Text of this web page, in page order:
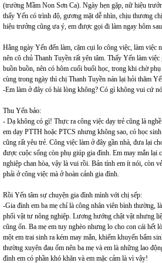
(trường Mầm Non Sơn Ca). Ngày hẹn gặp, nữ hiệu
thấy Yến có trình độ, gương mặt dễ nhìn, chịu thương
hiệu trưởng cũng ưa ý, em được gọi đi làm ngay hôm
Hằng ngày Yến đến làm, cặm cụi lo công việc, làm việc
nên cô chủ Thanh Tuyền rất yên tâm. Thấy Yến làm
buồn buồn, nên có hôm cuối buổi học, trong khi chờ
cùng trong ngày thì chị Thanh Tuyền nán lại hỏi thăm
-Em làm ở đây có hài lòng không? Có gì không vui cứ
Thu Yến bảo:
- Dạ không có gì! Thực ra công việc dạy trẻ cũng là
em dạy PTTH hoặc PTCS nhưng không sao, có học
cũng rất yêu trẻ. Công việc làm ở đây gần nhà, đưa lại
được cuộc sống còn phụ giúp gia đình. Em may mắn lại
nghiệp chan hòa, vậy là vui rồi. Bản tính em ít nói, còn
phải ở công việc mà ở hoàn cảnh gia đình.
Rồi Yến tâm sự chuyện gia đình mình với chị sếp:
-Gia đình em ba mẹ chỉ là công nhân viên bình thường,
phối vật tư nông nghiệp. Lương hướng chật vật nhưng
cũng ổn. Ba mẹ em tuy nghèo nhưng lo cho con cái hết
một em trai sinh ra kém may mắn, khiếm khuyến bẩm
thường xuyên đau ốm nên ba mẹ và em là những lao
đình em có phần khó khăn và em mặc cảm là vì vậy!